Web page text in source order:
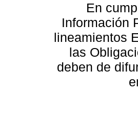
En
Información
lineamientos
las
deben de